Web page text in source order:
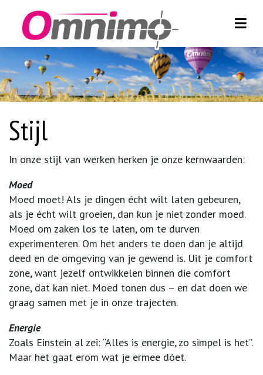
Skip to content
Stijl
In onze stijl van werken herken je onze kernwaarden:
Moed
Moed moet! Als je dingen écht wilt laten gebeuren,
als je écht wilt groeien, dan kun je niet zonder moed.
Moed om zaken los te laten, om te durven
experimenteren. Om het anders te doen dan je altijd
deed en de omgeving van je gewend is. Uit je comfort
zone, want jezelf ontwikkelen binnen die comfort
zone, dat kan niet. Moed tonen dus – en dat doen we
graag samen met je in onze trajecten.
Energie
Zoals Einstein al zei: “Alles is energie, zo simpel is het”.
Maar het gaat erom wat je ermee dóet.